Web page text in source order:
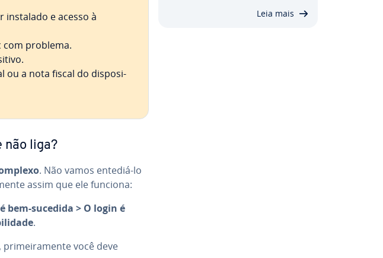
instalado e acesso à
com problema.
ou a nota fiscal do dis­po­si­
não liga?
. Não vamos entediá-lo
assim que ele funciona:
bem-sucedida > O login é
.
você deve
Leia mais